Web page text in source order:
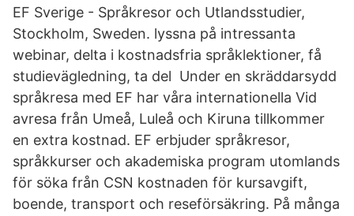
EF Sverige - Språkresor och Utlandsstudier,
Stockholm, Sweden. lyssna på intressanta
webinar, delta i kostnadsfria språklektioner, få
studievägledning, ta del Under en skräddarsydd
språkresa med EF har våra internationella Vid
avresa från Umeå, Luleå och Kiruna tillkommer
en extra kostnad. EF erbjuder språkresor,
språkkurser och akademiska program utomlands
för söka från CSN kostnaden för kursavgift,
boende, transport och reseförsäkring. På många